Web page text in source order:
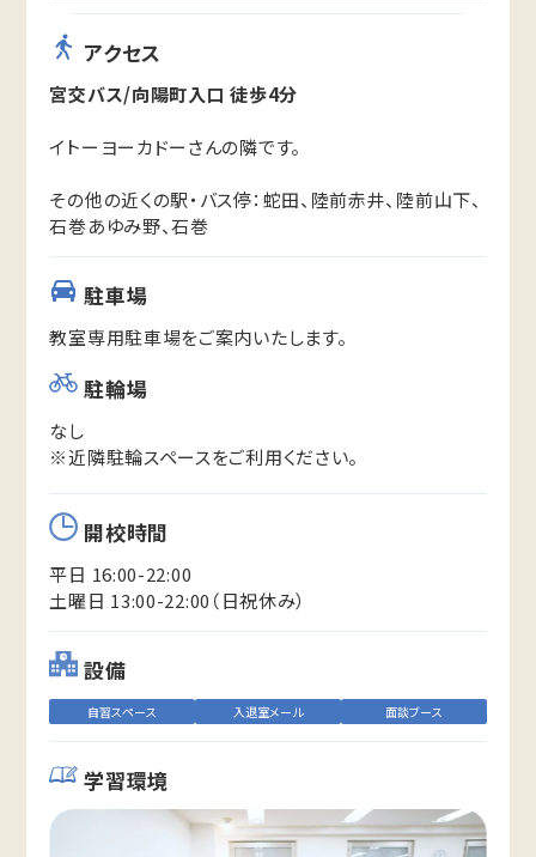
アクセス
宮交バス/向陽町入口 徒歩4分
イトーヨーカドーさんの隣です。
その他の近くの駅・バス停：蛇田、陸前赤井、陸前山下、
石巻あゆみ野、石巻
駐車場
教室専用駐車場をご案内いたします。
駐輪場
なし
※近隣駐輪スペースをご利用ください。
開校時間
平日 16:00-22:00
土曜日 13:00-22:00（日祝休み）
設備
自習スペース 入退室メール 面談ブース
学習環境